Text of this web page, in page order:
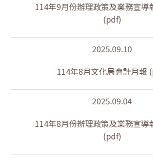
114年9月份辦理政策及業務宣導
(pdf)
2025.09.10
114年8月文化局會計月報
2025.09.04
114年8月份辦理政策及業務宣導
(pdf)